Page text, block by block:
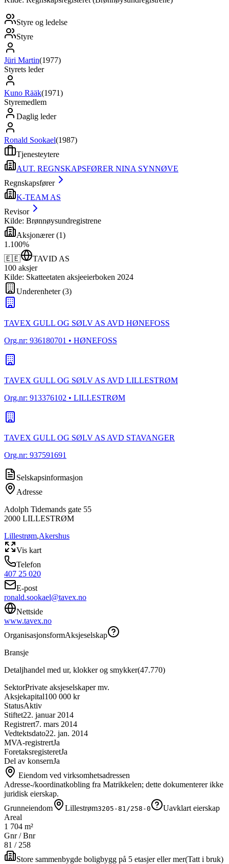
Styre og ledelse
Styre
Jüri Martin(1977)
Styrets leder
Kuno Rääk(1971)
Styremedlem
Daglig leder
Ronald Sookael(1987)
Tjenesteytere
AUT. REGNSKAPSFØRER NINA SYNNØVE
Regnskapsfører
K-TEAM AS
Revisor
Kilde: Brønnøysundregistrene
Aksjonærer(1)
1 .100%
🇪🇪
TAVID AS
100 aksjer
Kilde: Skatteetaten aksjeeierboken 2024
Underenheter(3)
TAVEX GULL OG SØLV AS AVD HØNEFOSS
Org.nr: 936180701 • HØNEFOSS
TAVEX GULL OG SØLV AS AVD LILLESTRØM
Org.nr: 913376102 • LILLESTRØM
TAVEX GULL OG SØLV AS AVD STAVANGER
Org.nr: 937591691
Selskapsinformasjon
Adresse
Adolph Tidemands gate 55
2000 LILLESTRØM
Lillestrøm,Akershus
Vis kart
Telefon
407 25 020
E-post
ronald.sookael@tavex.no
Nettside
www.tavex.no
OrganisasjonsformAksjeselskap
Bransje
Detaljhandel med ur, klokker og smykker(47.770)
SektorPrivate aksjeselskaper mv.
Aksjekapital100 000 kr
StatusAktiv
Stiftet22. januar 2014
Registrert7. mars 2014
Vedtektsdato22. jan. 2014
MVA-registrertJa
ForetaksregisteretJa
Del av konsernJa
Eiendom ved virksomhetsadressen
Adresse-/koordinatkobling fra Matrikkelen; dette dokumenterer ikke
juridisk eierskap.
Grunneiendom
Lillestrøm3205-81/258-0
Uavklart eierskap
Areal
1 704 m²
Gnr / Bnr
81 / 258
Store sammenbygde boligbygg på 5 etasjer eller mer(Tatt i bruk)